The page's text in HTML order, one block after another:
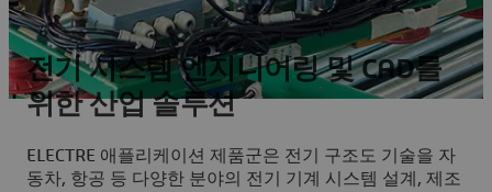
전기 시스템 엔지니어링 및 CAD를
위한 산업 솔루션
ELECTRE 애플리케이션 제품군은 전기 구조도 기술을 자
동차, 항공 등 다양한 분야의 전기 기계 시스템 설계, 제조